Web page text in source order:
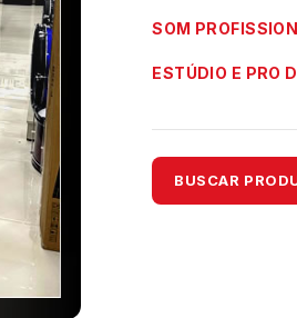
SOM
ESTÚDIO E PRO
BUSCAR